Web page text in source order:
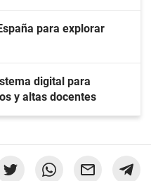
para explorar
digital para
y altas docentes